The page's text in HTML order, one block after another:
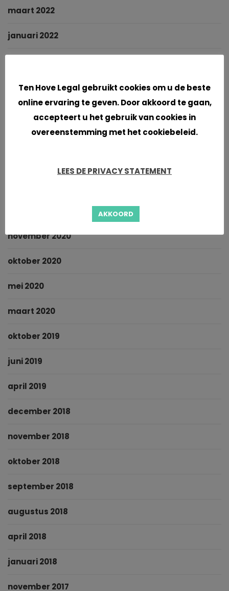
maart 2022
januari 2022
oktober 2021
juni 2021
november 2020
oktober 2020
mei 2020
maart 2020
oktober 2019
juni 2019
april 2019
december 2018
november 2018
oktober 2018
september 2018
augustus 2018
april 2018
januari 2018
november 2017
Ten Hove Legal gebruikt cookies om u de beste
online ervaring te geven. Door akkoord te gaan,
accepteert u het gebruik van cookies in
overeenstemming met het cookiebeleid.
LEES DE PRIVACY STATEMENT
AKKOORD